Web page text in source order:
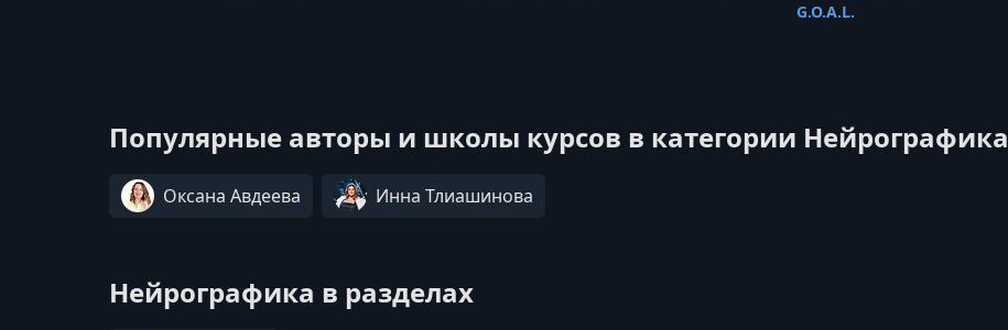
G.O.A.L.
Популярные авторы и школы курсов в категории Нейрографика
Оксана Авдеева Инна Тлиашинова
Нейрографика в разделах